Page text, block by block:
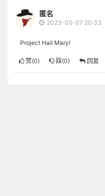
匿名
2023-05-07 20:33
Project Hail Mary!
赞(0) 踩(0) 回复